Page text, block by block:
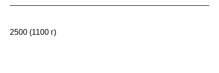
2500 (1100 г)